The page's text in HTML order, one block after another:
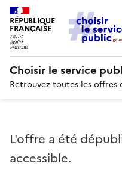
RÉPUBLIQUE
FRANÇAISE
Choisir le service
Retrouvez toutes les
L'offre a été
accessible.